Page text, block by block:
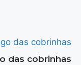
das cobrinhas